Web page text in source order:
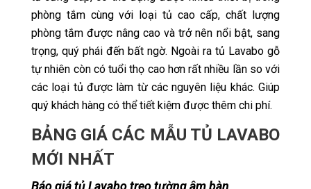
phòng tắm cùng với loại tủ cao cấp, chất lượng
phòng tắm được nâng cao và trở nên nổi bật, sang
trọng, quý phái đến bất ngờ. Ngoài ra tủ Lavabo gỗ
tự nhiên còn có tuổi thọ cao hơn rất nhiều lần so với
các loại tủ được làm từ các nguyên liệu khác. Giúp
quý khách hàng có thể tiết kiệm được thêm chi phí.
BẢNG GIÁ CÁC MẪU TỦ LAVABO
MỚI NHẤT
Báo giá tủ Lavabo treo tường âm bàn